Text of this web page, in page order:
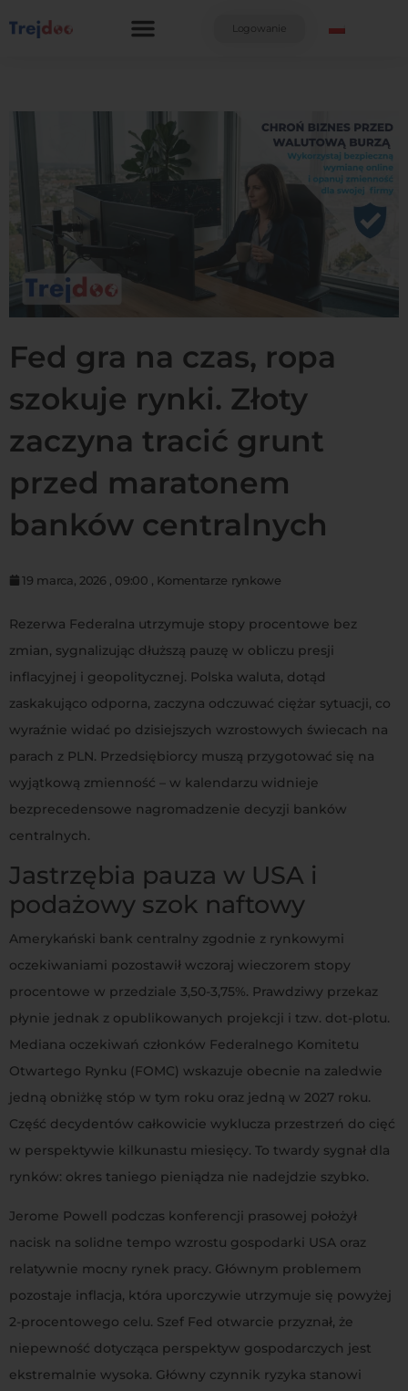
do
Logowanie
Fed gra na czas, ropa
szokuje rynki. Złoty
zaczyna tracić grunt
przed maratonem
banków centralnych
19 marca, 2026 09:00 Komentarze rynkowe
Rezerwa Federalna utrzymuje stopy procentowe bez
zmian, sygnalizując dłuższą pauzę w obliczu presji
inflacyjnej i geopolitycznej. Polska waluta, dotąd
zaskakująco odporna, zaczyna odczuwać ciężar sytuacji, co
wyraźnie widać po dzisiejszych wzrostowych świecach na
parach z PLN. Przedsiębiorcy muszą przygotować się na
wyjątkową zmienność – w kalendarzu widnieje
bezprecedensowe nagromadzenie decyzji banków
centralnych.
Jastrzębia pauza w USA i
podażowy szok naftowy
Amerykański bank centralny zgodnie z rynkowymi
oczekiwaniami pozostawił wczoraj wieczorem stopy
procentowe w przedziale 3,50-3,75%. Prawdziwy przekaz
płynie jednak z opublikowanych projekcji i tzw. dot-plotu.
Mediana oczekiwań członków Federalnego Komitetu
Otwartego Rynku (FOMC) wskazuje obecnie na zaledwie
jedną obniżkę stóp w tym roku oraz jedną w 2027 roku.
Część decydentów całkowicie wyklucza przestrzeń do cięć
w perspektywie kilkunastu miesięcy. To twardy sygnał dla
rynków: okres taniego pieniądza nie nadejdzie szybko.
Jerome Powell podczas konferencji prasowej położył
nacisk na solidne tempo wzrostu gospodarki USA oraz
relatywnie mocny rynek pracy. Głównym problemem
pozostaje inflacja, która uporczywie utrzymuje się powyżej
2-procentowego celu. Szef Fed otwarcie przyznał, że
niepewność dotycząca perspektyw gospodarczych jest
ekstremalnie wysoka. Główny czynnik ryzyka stanowi